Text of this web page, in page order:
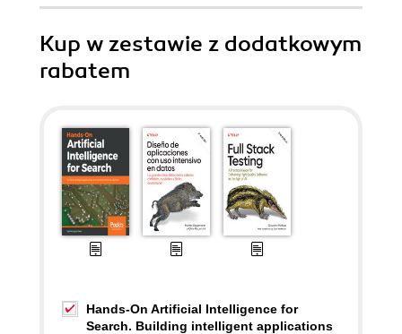
Kup w zestawie z dodatkowym
rabatem
Hands-On Artificial Intelligence for
Search. Building intelligent applications